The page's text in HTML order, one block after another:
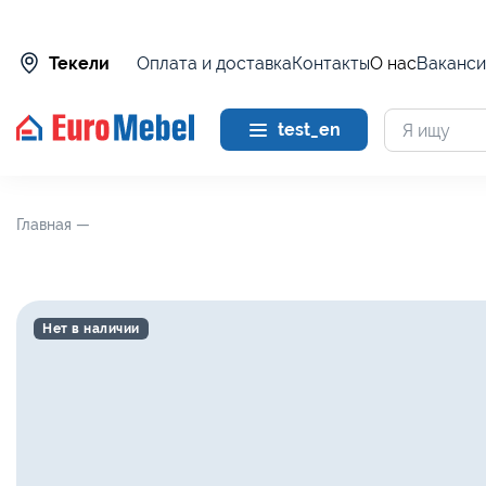
Текели Оплата и доставкаКонтактыО нас
test_en
Главная —
Нет в наличии